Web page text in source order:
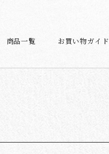
商品一覧 お買い物ガイド